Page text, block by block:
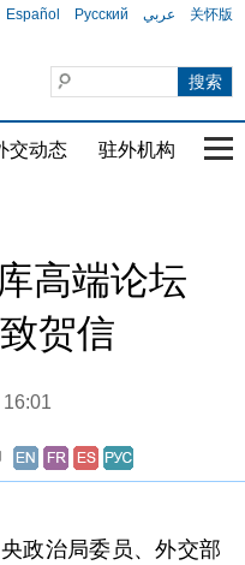
Español Русский عربي 关怀版
交动态 驻外机构 国
高端论坛
贺信
政治局委员、外交部